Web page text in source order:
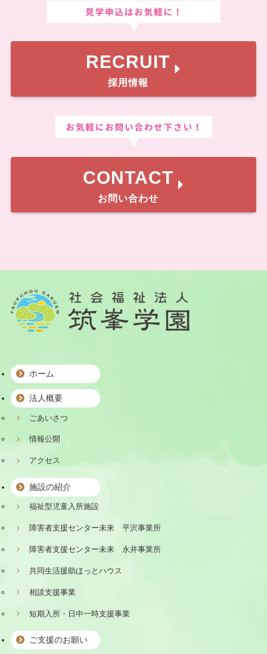
RECRUIT
採用情報
CONTACT
お問い合わせ
ホーム
法人概要
ごあいさつ
情報公開
アクセス
施設の紹介
福祉型児童入所施設
障害者支援センター未来 平沢事業所
障害者支援センター未来 永井事業所
共同生活援助ほっとハウス
相談支援事業
短期入所・日中一時支援事業
ご支援のお願い